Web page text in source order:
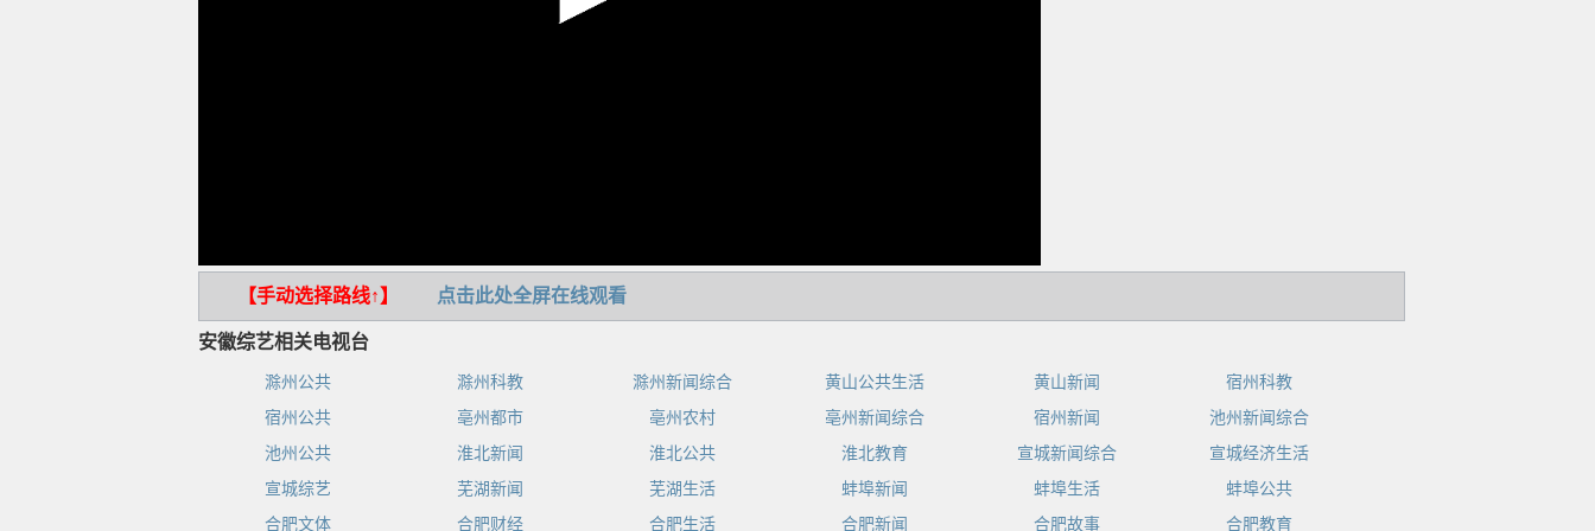
【手动选择路线↑】 点击此处全屏在线观看
安徽综艺相关电视台
滁州公共 滁州科教 滁州新闻综合 黄山公共生活 黄山新闻
宿州科教
宿州公共
亳州都市 亳州农村 亳州新闻综合 宿州新闻
池州新闻综合
池州公共
淮北新闻 淮北公共 淮北教育 宣城新闻综合
宣城经济生活
宣城综艺
芜湖新闻 芜湖生活 蚌埠新闻 蚌埠生活
蚌埠公共
合肥文体
合肥财经 合肥生活 合肥新闻 合肥故事 合肥教育